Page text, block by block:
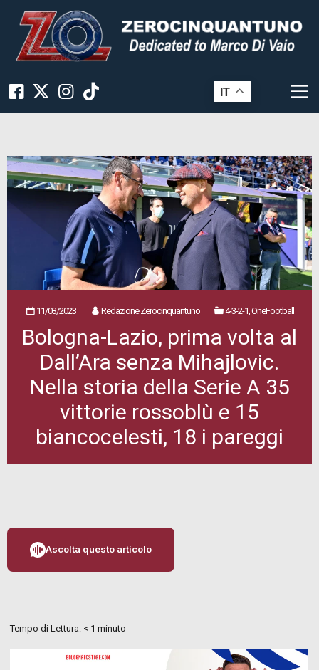
IT
11/03/2023 Redazione Zerocinquantuno 4-3-2-1, OneFootball
Bologna-Lazio, prima volta al
Dall’Ara senza Mihajlovic.
Nella storia della Serie A 35
vittorie rossoblù e 15
biancocelesti, 18 i pareggi
Ascolta questo articolo
Tempo di Lettura: < 1 minuto